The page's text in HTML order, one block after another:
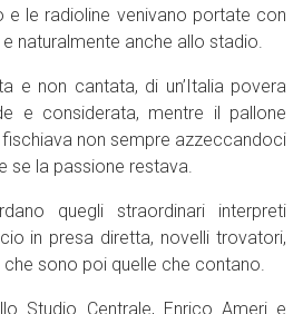
le radioline venivano portate con
naturalmente anche allo stadio.
e non cantata, di un’Italia povera
e considerata, mentre il pallone
fischiava non sempre azzeccandoci
se la passione restava.
quegli straordinari interpreti
in presa diretta, novelli trovatori,
sono poi quelle che contano.
Studio Centrale, Enrico Ameri e